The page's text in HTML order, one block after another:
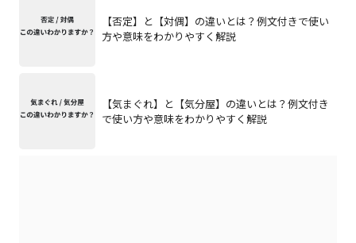
【否定】と【対偶】の違いとは？例文付きで使い
方や意味をわかりやすく解説
【気まぐれ】と【気分屋】の違いとは？例文付き
で使い方や意味をわかりやすく解説